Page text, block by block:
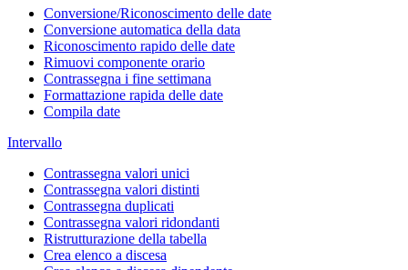
Conversione/Riconoscimento delle date
Conversione automatica della data
Riconoscimento rapido delle date
Rimuovi componente orario
Contrassegna i fine settimana
Formattazione rapida delle date
Compila date
Intervallo
Contrassegna valori unici
Contrassegna valori distinti
Contrassegna duplicati
Contrassegna valori ridondanti
Ristrutturazione della tabella
Crea elenco a discesa